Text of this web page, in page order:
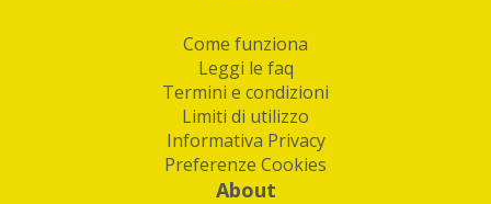
Come funziona
Leggi le faq
Termini e condizioni
Limiti di utilizzo
Informativa Privacy
Preferenze Cookies
About